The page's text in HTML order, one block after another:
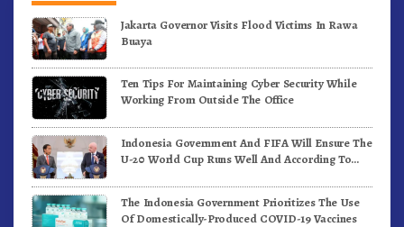
Jakarta Governor Visits Flood Victims In Rawa
Buaya
Ten Tips For Maintaining Cyber Security While
Working From Outside The Office
Indonesia Government And FIFA Will Ensure The
U-20 World Cup Runs Well And According To
The Indonesia Government Prioritizes The Use
Of Domestically-Produced COVID-19 Vaccines